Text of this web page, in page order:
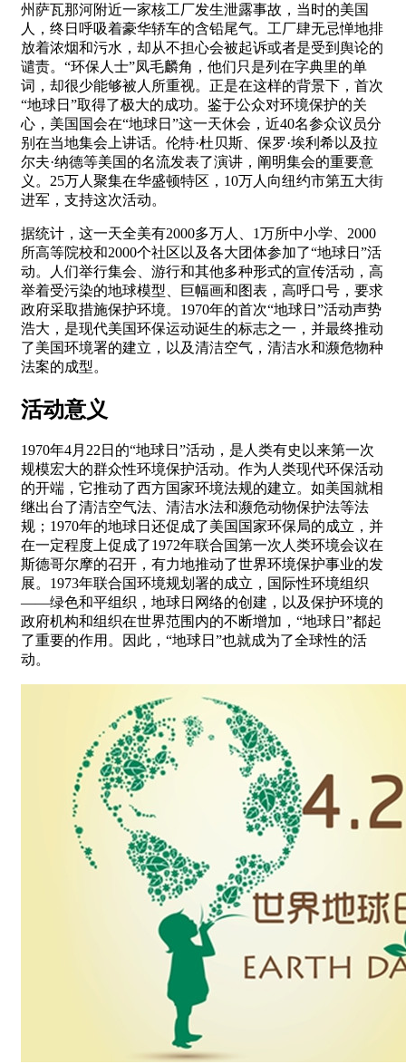
州萨瓦那河附近一家核工厂发生泄露事故，当时的美国
人，终日呼吸着豪华轿车的含铅尾气。工厂肆无忌惮地排
放着浓烟和污水，却从不担心会被起诉或者是受到舆论的
谴责。“环保人士”凤毛麟角，他们只是列在字典里的单
词，却很少能够被人所重视。正是在这样的背景下，首次
“地球日”取得了极大的成功。鉴于公众对环境保护的关
心，美国国会在“地球日”这一天休会，近40名参众议员分
别在当地集会上讲话。伦特·杜贝斯、保罗·埃利希以及拉
尔夫·纳德等美国的名流发表了演讲，阐明集会的重要意
义。25万人聚集在华盛顿特区，10万人向纽约市第五大街
进军，支持这次活动。
据统计，这一天全美有2000多万人、1万所中小学、2000
所高等院校和2000个社区以及各大团体参加了“地球日”活
动。人们举行集会、游行和其他多种形式的宣传活动，高
举着受污染的地球模型、巨幅画和图表，高呼口号，要求
政府采取措施保护环境。1970年的首次“地球日”活动声势
浩大，是现代美国环保运动诞生的标志之一，并最终推动
了美国环境署的建立，以及清洁空气，清洁水和濒危物种
法案的成型。
活动意义
1970年4月22日的“地球日”活动，是人类有史以来第一次
规模宏大的群众性环境保护活动。作为人类现代环保活动
的开端，它推动了西方国家环境法规的建立。如美国就相
继出台了清洁空气法、清洁水法和濒危动物保护法等法
规；1970年的地球日还促成了美国国家环保局的成立，并
在一定程度上促成了1972年联合国第一次人类环境会议在
斯德哥尔摩的召开，有力地推动了世界环境保护事业的发
展。1973年联合国环境规划署的成立，国际性环境组织
——绿色和平组织，地球日网络的创建，以及保护环境的
政府机构和组织在世界范围内的不断增加，“地球日”都起
了重要的作用。因此，“地球日”也就成为了全球性的活
动。